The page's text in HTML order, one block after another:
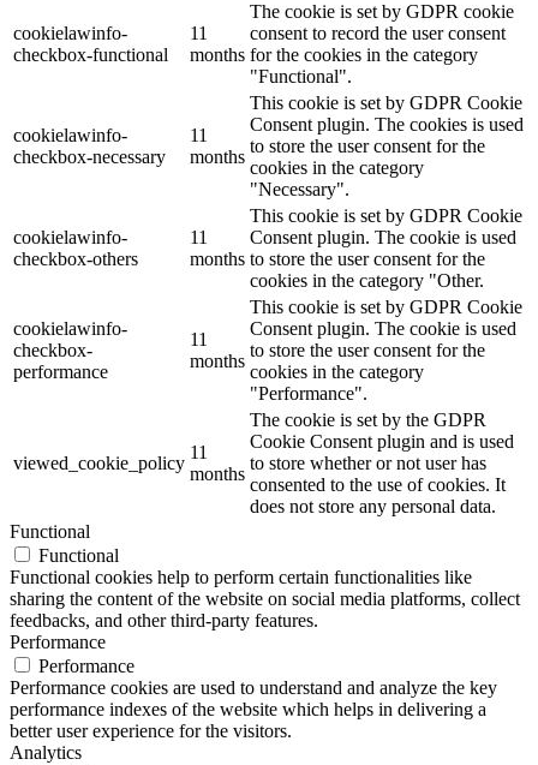
cookielawinfo-
checkbox-functional
11
months
The cookie is set by GDPR cookie
consent to record the user consent
for the cookies in the category
"Functional".
cookielawinfo-
checkbox-necessary
11
months
This cookie is set by GDPR Cookie
Consent plugin. The cookies is used
to store the user consent for the
cookies in the category
"Necessary".
cookielawinfo-
checkbox-others
11
months
This cookie is set by GDPR Cookie
Consent plugin. The cookie is used
to store the user consent for the
cookies in the category "Other.
cookielawinfo-
checkbox-
performance
11
months
This cookie is set by GDPR Cookie
Consent plugin. The cookie is used
to store the user consent for the
cookies in the category
"Performance".
viewed_cookie_policy
11
months
The cookie is set by the GDPR
Cookie Consent plugin and is used
to store whether or not user has
consented to the use of cookies. It
does not store any personal data.
Functional
Functional
Functional cookies help to perform certain functionalities like
sharing the content of the website on social media platforms, collect
feedbacks, and other third-party features.
Performance
Performance
Performance cookies are used to understand and analyze the key
performance indexes of the website which helps in delivering a
better user experience for the visitors.
Analytics